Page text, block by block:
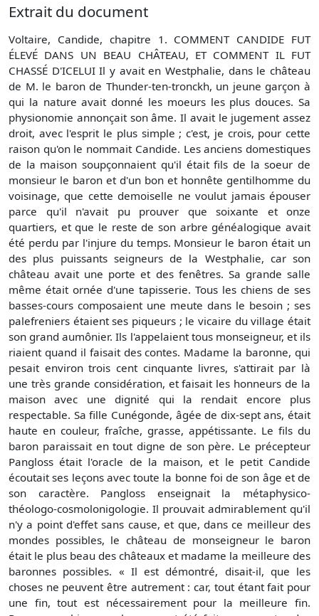
Extrait du document
Voltaire, Candide, chapitre 1. COMMENT CANDIDE FUT
ÉLEVÉ DANS UN BEAU CHÂTEAU, ET COMMENT IL FUT
CHASSÉ D'ICELUI Il y avait en Westphalie, dans le château
de M. le baron de Thunder-ten-tronckh, un jeune garçon à
qui la nature avait donné les moeurs les plus douces. Sa
physionomie annonçait son âme. Il avait le jugement assez
droit, avec l'esprit le plus simple ; c'est, je crois, pour cette
raison qu'on le nommait Candide. Les anciens domestiques
de la maison soupçonnaient qu'il était fils de la soeur de
monsieur le baron et d'un bon et honnête gentilhomme du
voisinage, que cette demoiselle ne voulut jamais épouser
parce qu'il n'avait pu prouver que soixante et onze
quartiers, et que le reste de son arbre généalogique avait
été perdu par l'injure du temps. Monsieur le baron était un
des plus puissants seigneurs de la Westphalie, car son
château avait une porte et des fenêtres. Sa grande salle
même était ornée d'une tapisserie. Tous les chiens de ses
basses-cours composaient une meute dans le besoin ; ses
palefreniers étaient ses piqueurs ; le vicaire du village était
son grand aumônier. Ils l'appelaient tous monseigneur, et ils
riaient quand il faisait des contes. Madame la baronne, qui
pesait environ trois cent cinquante livres, s'attirait par là
une très grande considération, et faisait les honneurs de la
maison avec une dignité qui la rendait encore plus
respectable. Sa fille Cunégonde, âgée de dix-sept ans, était
haute en couleur, fraîche, grasse, appétissante. Le fils du
baron paraissait en tout digne de son père. Le précepteur
Pangloss était l'oracle de la maison, et le petit Candide
écoutait ses leçons avec toute la bonne foi de son âge et de
son caractère. Pangloss enseignait la métaphysico-
théologo-cosmolonigologie. Il prouvait admirablement qu'il
n'y a point d'effet sans cause, et que, dans ce meilleur des
mondes possibles, le château de monseigneur le baron
était le plus beau des châteaux et madame la meilleure des
baronnes possibles. « Il est démontré, disait-il, que les
choses ne peuvent être autrement : car, tout étant fait pour
une fin, tout est nécessairement pour la meilleure fin.